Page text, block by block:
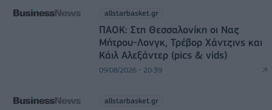
allstarbasket.gr
ΠΑΟΚ: Στη Θεσσαλονίκη οι Ναζ
Μήτρου-Λονγκ, Τρέβορ Χάντζινς και
Κάιλ Αλεξάντερ (pics & vids)
09/08/2026 - 20:39
allstarbasket.gr